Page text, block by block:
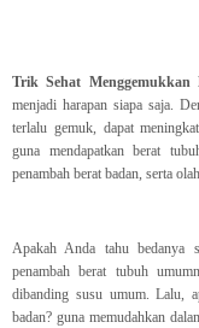
Trik Sehat
menjadi harapan siapa saja.
terlalu gemuk, dapat
guna mendapatkan berat
penambah berat badan, serta
Apakah Anda tahu bedanya
penambah berat tubuh
dibanding susu umum. Lalu,
badan? guna memudahkan